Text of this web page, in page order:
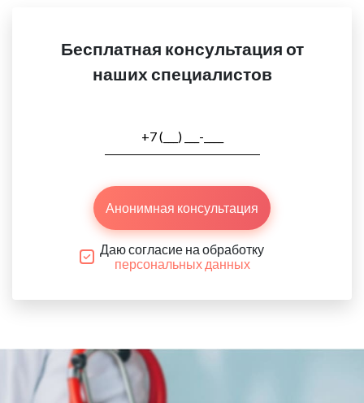
Бесплатная консультация от
наших специалистов
Анонимная консультация
Даю согласие на обработку
персональных данных